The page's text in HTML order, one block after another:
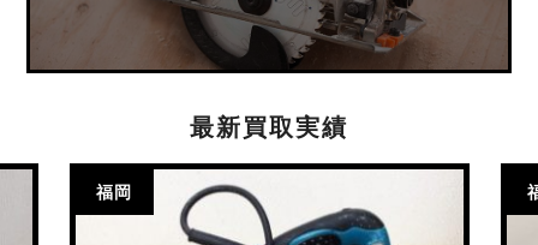
最新買取実績
福岡